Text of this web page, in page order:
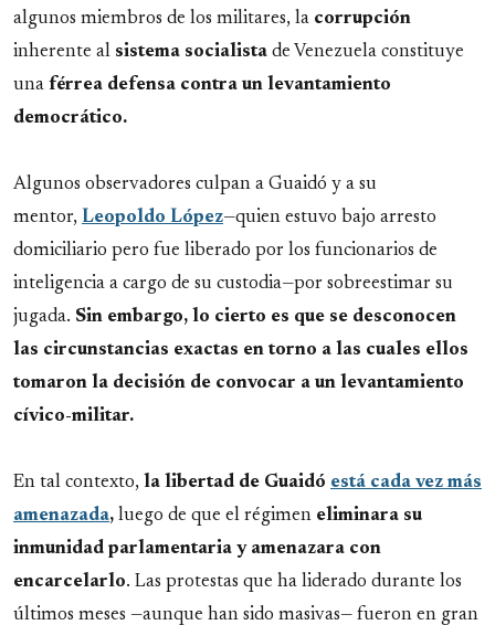
algunos miembros de los militares, la corrupción
inherente al sistema socialista de Venezuela constituye
una férrea defensa contra un levantamiento
democrático.
Algunos observadores culpan a Guaidó y a su
mentor, Leopoldo López—quien estuvo bajo arresto
domiciliario pero fue liberado por los funcionarios de
inteligencia a cargo de su custodia—por sobreestimar su
jugada. Sin embargo, lo cierto es que se desconocen
las circunstancias exactas en torno a las cuales ellos
tomaron la decisión de convocar a un levantamiento
cívico-militar.
En tal contexto, la libertad de Guaidó está cada vez más
amenazada, luego de que el régimen eliminara su
inmunidad parlamentaria y amenazara con
encarcelarlo. Las protestas que ha liderado durante los
últimos meses —aunque han sido masivas— fueron en gran